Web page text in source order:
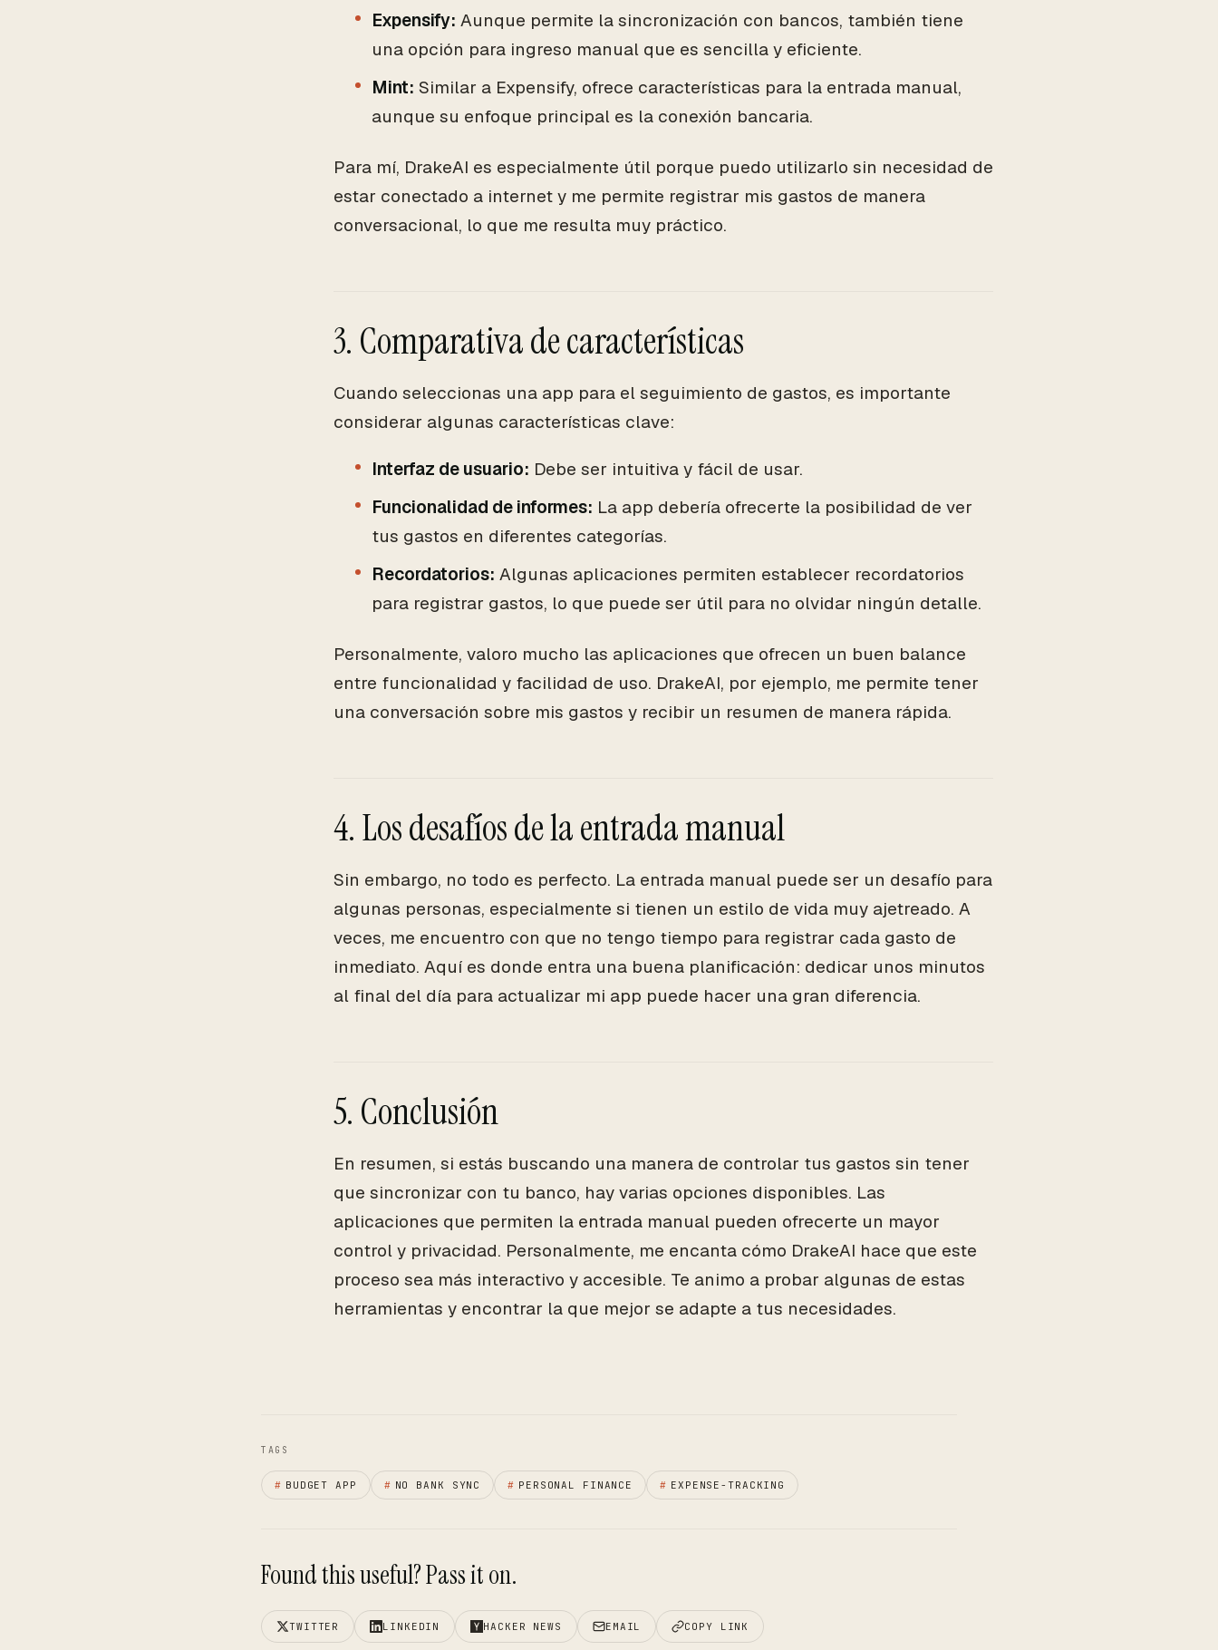
Expensify: Aunque permite la sincronización con bancos, también tiene
una opción para ingreso manual que es sencilla y eficiente.
Mint: Similar a Expensify, ofrece características para la entrada manual,
aunque su enfoque principal es la conexión bancaria.
Para mí, DrakeAI es especialmente útil porque puedo utilizarlo sin necesidad de
estar conectado a internet y me permite registrar mis gastos de manera
conversacional, lo que me resulta muy práctico.
3. Comparativa de características
Cuando seleccionas una app para el seguimiento de gastos, es importante
considerar algunas características clave:
Interfaz de usuario: Debe ser intuitiva y fácil de usar.
Funcionalidad de informes: La app debería ofrecerte la posibilidad de ver
tus gastos en diferentes categorías.
Recordatorios: Algunas aplicaciones permiten establecer recordatorios
para registrar gastos, lo que puede ser útil para no olvidar ningún detalle.
Personalmente, valoro mucho las aplicaciones que ofrecen un buen balance
entre funcionalidad y facilidad de uso. DrakeAI, por ejemplo, me permite tener
una conversación sobre mis gastos y recibir un resumen de manera rápida.
4. Los desafíos de la entrada manual
Sin embargo, no todo es perfecto. La entrada manual puede ser un desafío para
algunas personas, especialmente si tienen un estilo de vida muy ajetreado. A
veces, me encuentro con que no tengo tiempo para registrar cada gasto de
inmediato. Aquí es donde entra una buena planificación: dedicar unos minutos
al final del día para actualizar mi app puede hacer una gran diferencia.
5. Conclusión
En resumen, si estás buscando una manera de controlar tus gastos sin tener
que sincronizar con tu banco, hay varias opciones disponibles. Las
aplicaciones que permiten la entrada manual pueden ofrecerte un mayor
control y privacidad. Personalmente, me encanta cómo DrakeAI hace que este
proceso sea más interactivo y accesible. Te animo a probar algunas de estas
herramientas y encontrar la que mejor se adapte a tus necesidades.
TAGS
# BUDGET APP # NO BANK SYNC # PERSONAL FINANCE # EXPENSE-TRACKING
Found this useful? Pass it on.
TWITTER LINKEDIN HACKER NEWS EMAIL COPY LINK